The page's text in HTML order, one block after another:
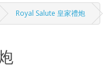
Royal Salute 皇家禮炮